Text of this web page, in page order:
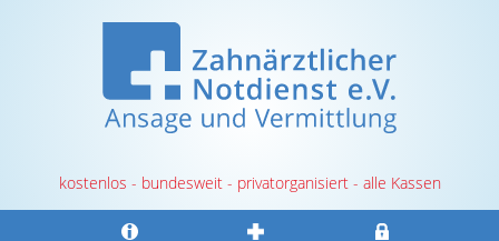
kostenlos - bundesweit - privatorganisiert - alle Kassen